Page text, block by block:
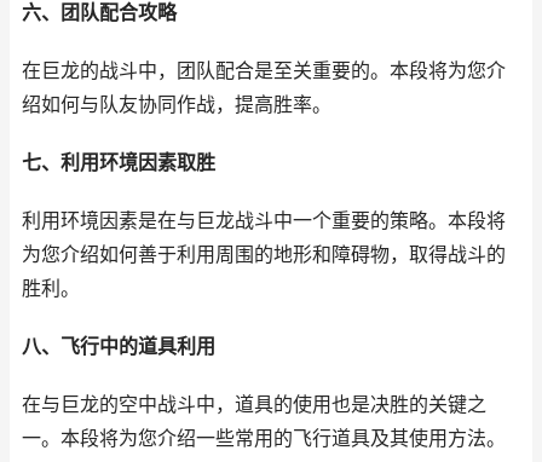
六、团队配合攻略
在巨龙的战斗中，团队配合是至关重要的。本段将为您介
绍如何与队友协同作战，提高胜率。
七、利用环境因素取胜
利用环境因素是在与巨龙战斗中一个重要的策略。本段将
为您介绍如何善于利用周围的地形和障碍物，取得战斗的
胜利。
八、飞行中的道具利用
在与巨龙的空中战斗中，道具的使用也是决胜的关键之
一。本段将为您介绍一些常用的飞行道具及其使用方法。